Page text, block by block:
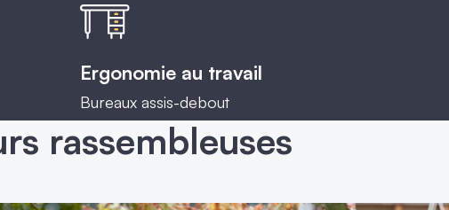
Ergonomie au travail
Bureaux assis-debout
rassembleuses